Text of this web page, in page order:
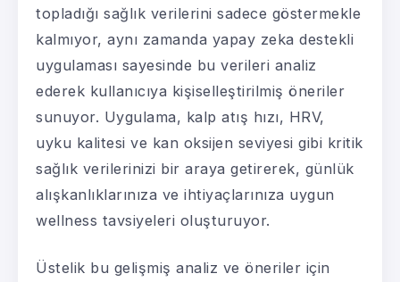
topladığı sağlık verilerini sadece göstermekle
kalmıyor, aynı zamanda yapay zeka destekli
uygulaması sayesinde bu verileri analiz
ederek kullanıcıya kişiselleştirilmiş öneriler
sunuyor. Uygulama, kalp atış hızı, HRV,
uyku kalitesi ve kan oksijen seviyesi gibi kritik
sağlık verilerinizi bir araya getirerek, günlük
alışkanlıklarınıza ve ihtiyaçlarınıza uygun
wellness tavsiyeleri oluşturuyor.
Üstelik bu gelişmiş analiz ve öneriler için